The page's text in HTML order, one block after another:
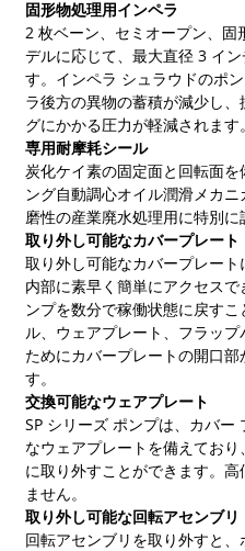
固形物処理用インペラ
2 枚ベーン、セミオープン、
デルに応じて、最大直径 3 イ
す。インペラ シュラウドのポ
ラ後方の異物の蓄積が減少し
グにかかる​​圧力が軽減されます
専用耐摩耗シール
炭化ケイ素の固定面と回転面
ング自動調心オイル潤滑メカ
磨性の産業廃水処理用に特別に
取り外し可能なカバープレート
取り外し可能なカバープレー
内部に素早く簡単にアクセス
ンプを数分で稼働状態に戻す
ル、ウェアプレート、フラッ
ためにカバープレートの開口
す。
交換可能なウェアプレート
SP シリーズ ポンプは、カバー
なウェアプレートを備えてお
に取り外すことができます。
ません。
取り外し可能な回転アセンブリ
回転アセンブリを取り外すと